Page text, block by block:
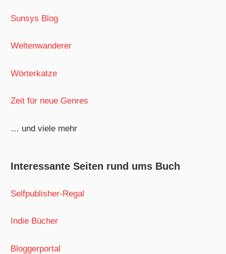
Sunsys Blog
Weltenwanderer
Wörterkatze
Zeit für neue Genres
… und viele mehr
Interessante Seiten rund ums Buch
Selfpublisher-Regal
Indie Bücher
Bloggerportal